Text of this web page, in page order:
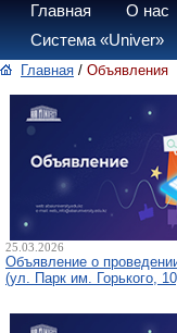
Главная О нас
Система «Univer»
Главная / Объявления
25.03.2026
Объявление о
(ул. Парк им. Горького,